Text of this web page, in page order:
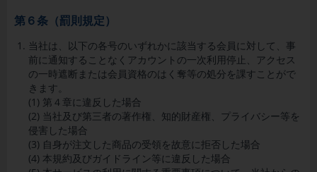
第６条（罰則規定）
当社は、以下の各号のいずれかに該当する会員に対して、事
前に通知することなくアカウントの一次利用停止、アクセス
の一時遮断または会員資格のはく奪等の処分を課すことがで
きます。
(1) 第４章に違反した場合
(2) 当社及び第三者の著作権、知的財産権、プライバシー等を
侵害した場合
(3) 自身が注文した商品の受領を故意に拒否した場合
(4) 本規約及びガイドライン等に違反した場合